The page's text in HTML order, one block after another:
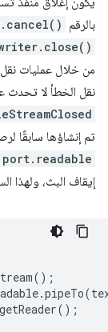
بالرقم
من خلال عمليات نقل
نقل الخطأ لا تحدث
تم إنشاؤها سابقًا
port.readable
إيقاف البث، ولهذا
();
.pipeTo(
getReader();